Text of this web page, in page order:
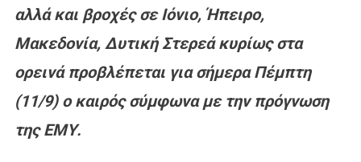
αλλά και βροχές σε Ιόνιο, Ήπειρο,
Μακεδονία, Δυτική Στερεά κυρίως στα
ορεινά προβλέπεται για σήμερα Πέμπτη
(11/9) ο καιρός σύμφωνα με την πρόγνωση
της ΕΜΥ.